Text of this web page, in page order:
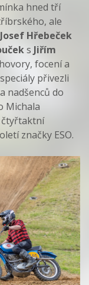
hned tří
ale
Josef Hřebeček
s Jiřím
focení a
přivezli
nadšenců do
Michala
čtyřtaktní
značky ESO.